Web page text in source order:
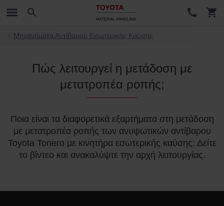
Μηχανήματα Αντίβαρου Εσωτερικής Καύσης
Πώς λειτουργεί η μετάδοση με
μετατροπέα ροπής;
Ποια είναι τα διαφορετικά εξαρτήματα στη μετάδοση
με μετατροπέα ροπής των ανυψωτικών αντίβαρου
Toyota Tonero με κινητήρα εσωτερικής καύσης; Δείτε
το βίντεο και ανακαλύψτε την αρχή λειτουργίας.